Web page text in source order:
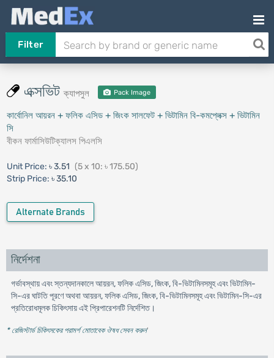
Filter
এক্সভিটক্যাপসুল Pack Image
কার্বোনিল আয়রন + ফলিক এসিড + জিংক সালফেট + ভিটামিন বি-কমপ্লেক্স + ভিটামিন
সি
বীকন ফার্মাসিউটিক্যালস পিএলসি
Unit Price: ৳ 3.51 (5 x 10: ৳ 175.50)
Strip Price: ৳ 35.10
Alternate Brands
নির্দেশনা
গর্ভাবস্থায় এবং স্তন্যদানকালে আয়রন, ফলিক এসিড, জিংক, বি-ভিটামিনসমূহ এবং ভিটামিন-
সি-এর ঘাটতি পূরণে অথবা আয়রন, ফলিক এসিড, জিংক, বি-ভিটামিনসমূহ এবং ভিটামিন-সি-এর
প্রতিরোধমূলক চিকিৎসায় এই প্রিপারেশনটি নির্দেশিত।
* রেজিস্টার্ড চিকিৎসকের পরামর্শ মোতাবেক ঔষধ সেবন করুন'